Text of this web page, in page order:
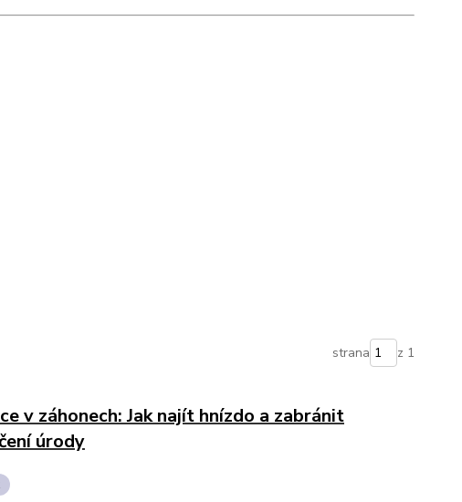
strana z 1
v záhonech: Jak najít hnízdo a zabránit
úrody